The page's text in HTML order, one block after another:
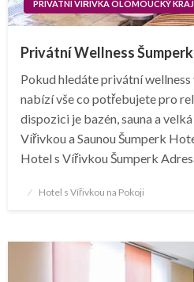
PRIVÁTNÍ VÍŘIVKA OLOMOUCKÝ KRAJ
Privátní Wellness Šumperk
Pokud hledáte privátní
nabízí vše co potřebujete pro
dispozici je bazén, sauna a
Vířivkou a Saunou Šumperk
Hotel s Vířivkou Šumperk
PostedHotel s Vířivkou na Pokoji